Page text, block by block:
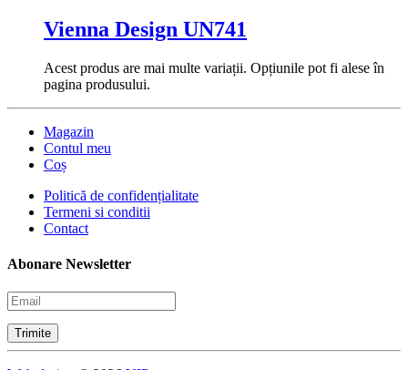
Vienna Design UN741
Acest produs are mai multe variații. Opțiunile pot fi alese în
pagina produsului.
Magazin
Contul meu
Coș
Politică de confidențialitate
Termeni si conditii
Contact
Abonare Newsletter